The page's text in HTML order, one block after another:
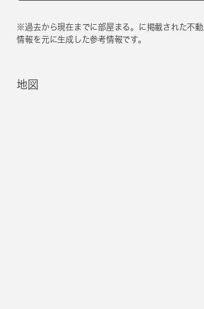
※過去から現在までに部屋まる。に掲載された不
情報を元に生成した参考情報です。
地図